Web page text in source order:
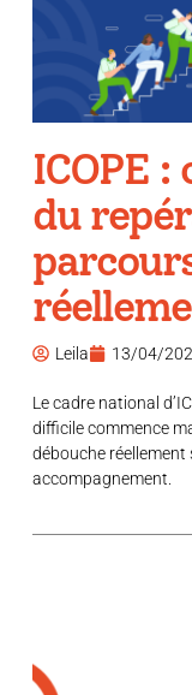
ICOPE
du
Leila 13/04/
Le cadre national
difficile commence
débouche
accompagnement.